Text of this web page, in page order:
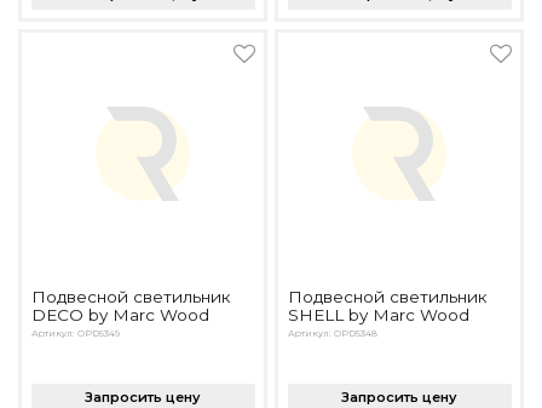
Подвесной светильник
DECO by Marc Wood
Артикул: OPD5349
Запросить цену
Подвесной светильник
SHELL by Marc Wood
Артикул: OPD5348
Запросить цену